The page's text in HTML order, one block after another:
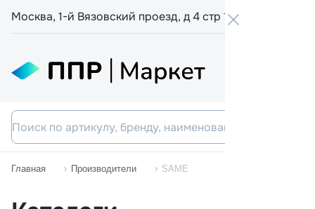
Москва, 1-й Вязовский проезд, д 4 стр 19
Главная Производители SAME